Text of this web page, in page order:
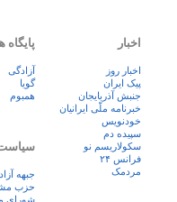
اخبار
اخبار روز
پيک ايران
جنبش آذربایجان
خبرنامه ملّی ایرانیان
خودنویس
سپیده دم
سکولاریسم نو
فرانس ۲۴
مردمک
آزادگی
گویا
همبوم
جبهه
حزب
شورای